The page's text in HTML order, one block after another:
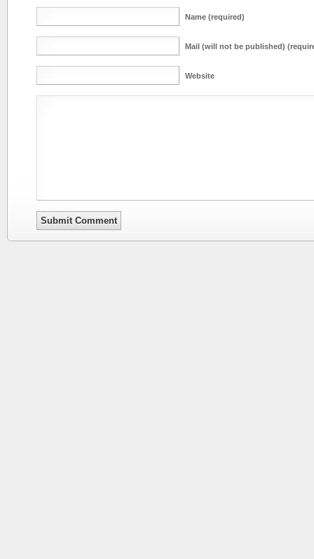
Name (required)
Mail (will not be published)
Website